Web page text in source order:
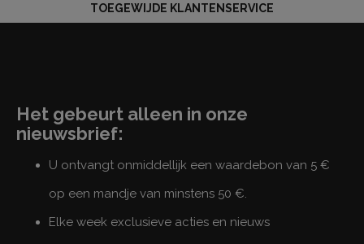
TOEGEWIJDE KLANTENSERVICE
Het gebeurt alleen in onze
nieuwsbrief:
U ontvangt onmiddellijk een waardebon van 5 €
op een mandje van minstens 50 €.
Elke week exclusieve acties en nieuws